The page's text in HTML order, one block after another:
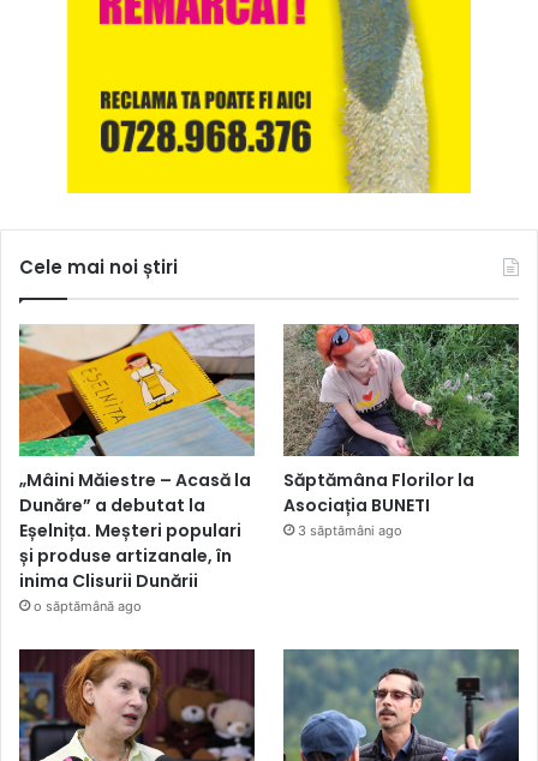
Cele mai noi știri
„Mâini Măiestre – Acasă la
Dunăre” a debutat la
Eșelnița. Meșteri populari
și produse artizanale, în
inima Clisurii Dunării
o săptămână ago
Săptămâna Florilor la
Asociația BUNETI
3 săptămâni ago